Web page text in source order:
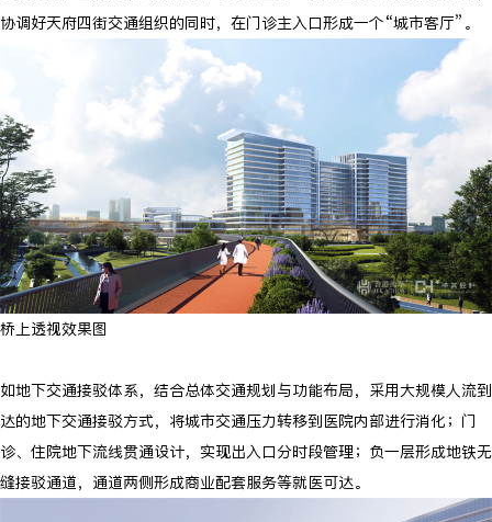
协调好天府四街交通组织的同时，在门诊主入口形成一个“城市客厅”。
桥上透视效果图
如地下交通接驳体系，结合总体交通规划与功能布局，采用大规模人流到
达的地下交通接驳方式，将城市交通压力转移到医院内部进行消化；门
诊、住院地下流线贯通设计，实现出入口分时段管理；负一层形成地铁无
缝接驳通道，通道两侧形成商业配套服务等就医可达。